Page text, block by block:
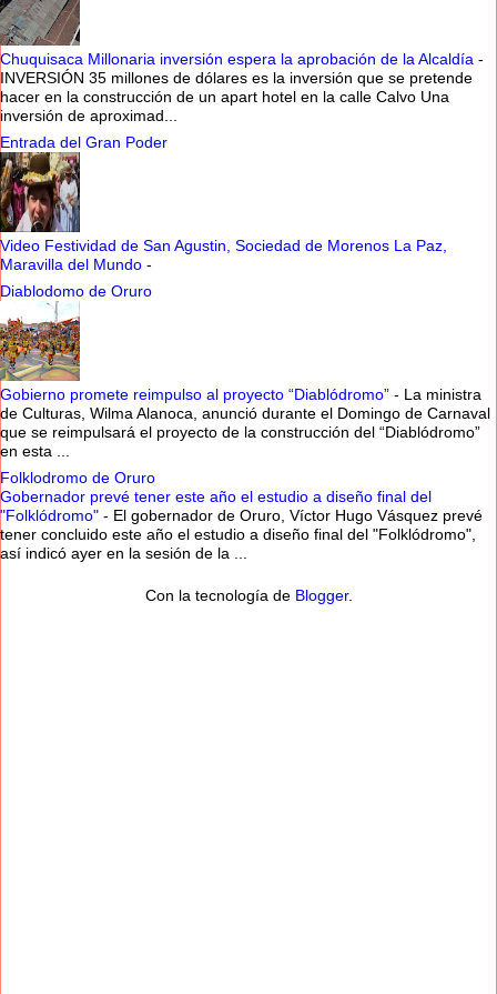
Chuquisaca Millonaria inversión espera la aprobación de la Alcaldía -
INVERSIÓN 35 millones de dólares es la inversión que se pretende
hacer en la construcción de un apart hotel en la calle Calvo Una
inversión de aproximad...
Entrada del Gran Poder
Video Festividad de San Agustin, Sociedad de Morenos La Paz,
Maravilla del Mundo -
Diablodomo de Oruro
Gobierno promete reimpulso al proyecto “Diablódromo” - La ministra
de Culturas, Wilma Alanoca, anunció durante el Domingo de Carnaval
que se reimpulsará el proyecto de la construcción del “Diablódromo”
en esta ...
Folklodromo de Oruro
Gobernador prevé tener este año el estudio a diseño final del
"Folklódromo" - El gobernador de Oruro, Víctor Hugo Vásquez prevé
tener concluido este año el estudio a diseño final del "Folklódromo",
así indicó ayer en la sesión de la ...
Con la tecnología de Blogger.